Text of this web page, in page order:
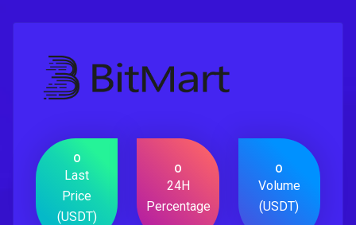
0
Last
Price
(USDT)
0
24H
Percentage
0
Volume
(USDT)